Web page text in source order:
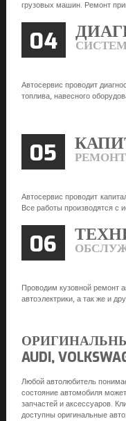
грузовых машин. Ремонт
04
Автосервис проводит
топлива, навесного
05 РЕМОНТ
Автосервис проводит
Все работы производятся с
06
Проводим кузовной ремонт
автоэлектрики, а так же и
AUDI,
Любой автолюбитель
состояние автомобиля
запчастей и аксессуаров.
доступны оригинальные